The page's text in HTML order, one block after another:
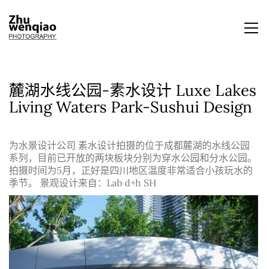
麓湖水线公园-素水设计 Luxe Lakes
Living Waters Park-Sushui Design
为水景设计公司 素水设计拍摄的位于成都麓湖的水线公园
系列，目前已开放的两块板块分别为穿水公园和分水公园。
拍摄时间为5月，正好是四川地区温度非常适合小孩玩水的
季节。 景观设计来自：Lab d+h SH